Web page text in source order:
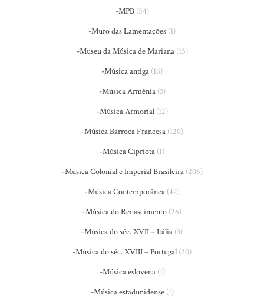
-MPB(54)
-Muro das Lamentações (1)
-Museu da Música de Mariana(15)
-Música antiga (16)
-Música Armênia(3)
-Música Armorial(12)
-Música Barroca Francesa(120)
-Música Cipriota (1)
-Música Colonial e Imperial Brasileira(206)
-Música Contemporânea(42)
-Música do Renascimento (26)
-Música do séc. XVII – Itália (3)
-Música do séc. XVIII – Portugal (20)
-Música eslovena(1)
-Música estadunidense(1)